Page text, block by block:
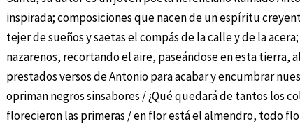
inspirada; composiciones que nacen de un espíritu
tejer de sueños y saetas el compás de la calle y de la
nazarenos, recortando el aire, paseándose en esta tierra,
prestados versos de Antonio para acabar y encumbrar
opriman negros sinsabores / ¿Qué quedará de tantos los
florecieron las primeras / en flor está el almendro, todo